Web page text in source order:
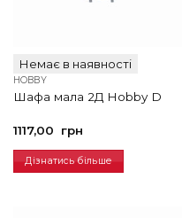
Немає в наявності
HOBBY
Шафа мала 2Д Hobby D
1117,00 грн
Дізнатись більше